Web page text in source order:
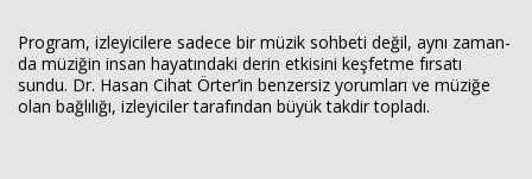
Prog­ram, iz­le­yi­ci­le­re sa­de­ce bir müzik soh­be­ti değil, aynı za­man­
da mü­zi­ğin insan ha­ya­tın­da­ki derin et­ki­si­ni keş­fet­me fır­sa­tı
sundu. Dr. Hasan Cihat Örter’in ben­zer­siz yo­rum­la­rı ve mü­zi­ğe
olan bağ­lı­lı­ğı, iz­le­yi­ci­ler ta­ra­fın­dan büyük tak­dir top­la­dı.